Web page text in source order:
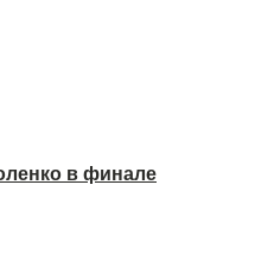
в финале